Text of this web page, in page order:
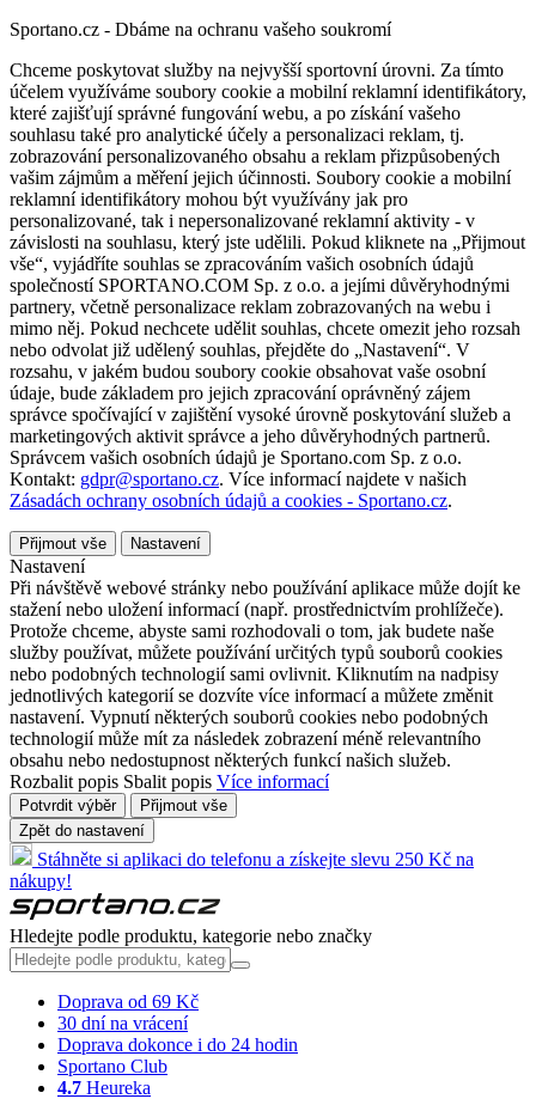
Sportano.cz - Dbáme na ochranu vašeho soukromí
Chceme poskytovat služby na nejvyšší sportovní úrovni. Za tímto
účelem využíváme soubory cookie a mobilní reklamní identifikátory,
které zajišťují správné fungování webu, a po získání vašeho
souhlasu také pro analytické účely a personalizaci reklam, tj.
zobrazování personalizovaného obsahu a reklam přizpůsobených
vašim zájmům a měření jejich účinnosti. Soubory cookie a mobilní
reklamní identifikátory mohou být využívány jak pro
personalizované, tak i nepersonalizované reklamní aktivity - v
závislosti na souhlasu, který jste udělili. Pokud kliknete na „Přijmout
vše“, vyjádříte souhlas se zpracováním vašich osobních údajů
společností SPORTANO.COM Sp. z o.o. a jejími důvěryhodnými
partnery, včetně personalizace reklam zobrazovaných na webu i
mimo něj. Pokud nechcete udělit souhlas, chcete omezit jeho rozsah
nebo odvolat již udělený souhlas, přejděte do „Nastavení“. V
rozsahu, v jakém budou soubory cookie obsahovat vaše osobní
údaje, bude základem pro jejich zpracování oprávněný zájem
správce spočívající v zajištění vysoké úrovně poskytování služeb a
marketingových aktivit správce a jeho důvěryhodných partnerů.
Správcem vašich osobních údajů je Sportano.com Sp. z o.o.
Kontakt: gdpr@sportano.cz. Více informací najdete v našich
Zásadách ochrany osobních údajů a cookies - Sportano.cz.
Přijmout vše Nastavení
Nastavení
Při návštěvě webové stránky nebo používání aplikace může dojít ke
stažení nebo uložení informací (např. prostřednictvím prohlížeče).
Protože chceme, abyste sami rozhodovali o tom, jak budete naše
služby používat, můžete používání určitých typů souborů cookies
nebo podobných technologií sami ovlivnit. Kliknutím na nadpisy
jednotlivých kategorií se dozvíte více informací a můžete změnit
nastavení. Vypnutí některých souborů cookies nebo podobných
technologií může mít za následek zobrazení méně relevantního
obsahu nebo nedostupnost některých funkcí našich služeb.
Rozbalit popis Sbalit popis Více informací
Potvrdit výběr
Přijmout vše
Zpět do nastavení
Stáhněte si aplikaci do telefonu a získejte slevu 250 Kč na
nákupy!
Hledejte podle produktu, kategorie nebo značky
Doprava od 69 Kč
30 dní na vrácení
Doprava dokonce i do 24 hodin
Sportano Club
4.7 Heureka